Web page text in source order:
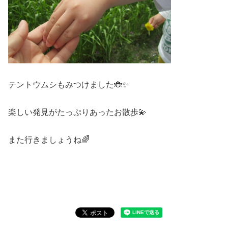
テントウムシもみつけました🐞✨
楽しい発見がたっぷりあったお散歩💫
また行きましょうね🌈